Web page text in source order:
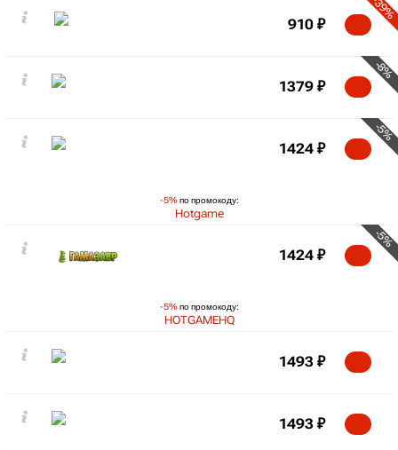
-39%
910 ₽
-8%
1379 ₽
-5%по промокоду:
Hotgame
-5%
1424 ₽
-5%по промокоду:
HOTGAMEHQ
-5%
1424 ₽
1493 ₽
1493 ₽